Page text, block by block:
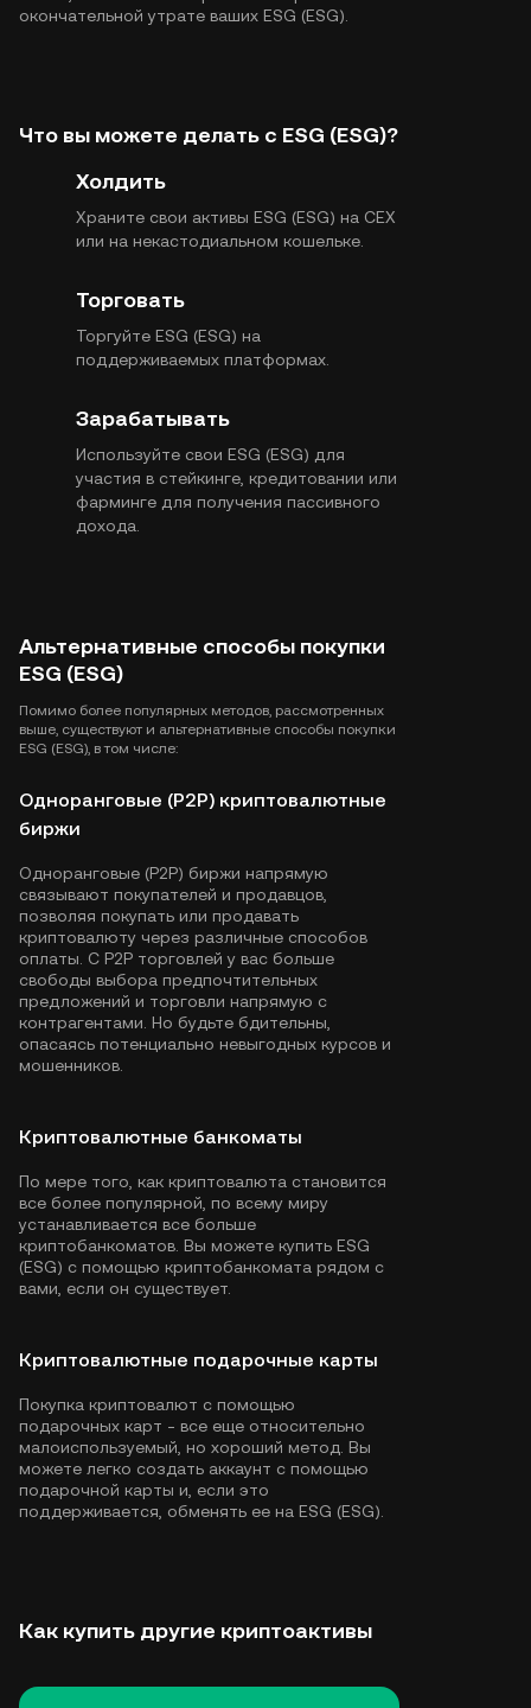
окончательной утрате ваших ESG (ESG).
Что вы можете делать с ESG (ESG)?
Холдить
Храните свои активы ESG (ESG) на CEX
или на некастодиальном кошельке.
Торговать
Торгуйте ESG (ESG) на
поддерживаемых платформах.
Зарабатывать
Используйте свои ESG (ESG) для
участия в стейкинге, кредитовании или
фарминге для получения пассивного
дохода.
Альтернативные способы покупки
ESG (ESG)
Помимо более популярных методов, рассмотренных
выше, существуют и альтернативные способы покупки
ESG (ESG), в том числе:
Одноранговые (P2P) криптовалютные
биржи
Одноранговые (P2P) биржи напрямую
связывают покупателей и продавцов,
позволяя покупать или продавать
криптовалюту через различные способов
оплаты. С P2P торговлей у вас больше
свободы выбора предпочтительных
предложений и торговли напрямую с
контрагентами. Но будьте бдительны,
опасаясь потенциально невыгодных курсов и
мошенников.
Криптовалютные банкоматы
По мере того, как криптовалюта становится
все более популярной, по всему миру
устанавливается все больше
криптобанкоматов. Вы можете купить ESG
(ESG) с помощью криптобанкомата рядом с
вами, если он существует.
Криптовалютные подарочные карты
Покупка криптовалют с помощью
подарочных карт - все еще относительно
малоиспользуемый, но хороший метод. Вы
можете легко создать аккаунт с помощью
подарочной карты и, если это
поддерживается, обменять ее на ESG (ESG).
Как купить другие криптоактивы